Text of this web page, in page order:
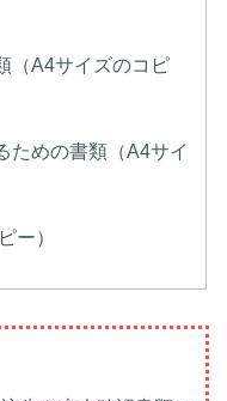
（A4サイズのコピ
めの書類（A4サイ
ー）